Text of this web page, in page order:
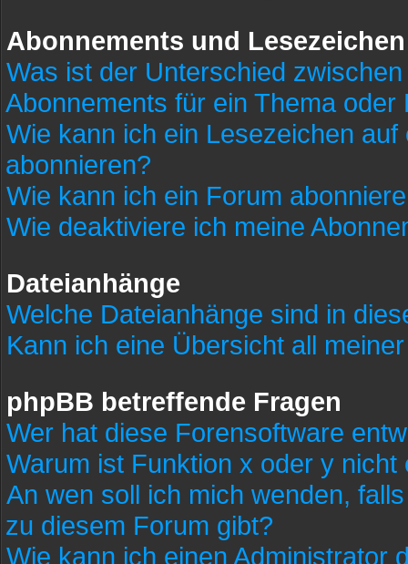
Abonnements und Lesezeichen
Was ist der Unterschied
Abonnements für ein Thema oder
Wie kann ich ein Lesezeichen
abonnieren?
Wie kann ich ein Forum
Wie deaktiviere ich meine
Dateianhänge
Welche Dateianhänge sind in
Kann ich eine Übersicht all
phpBB betreffende Fragen
Wer hat diese Forensoftware
Warum ist Funktion x oder y nicht
An wen soll ich mich wenden,
zu diesem Forum gibt?
Wie kann ich einen Administrator